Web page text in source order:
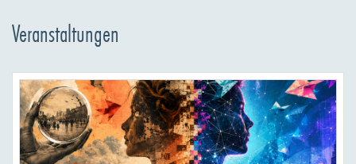
Veranstaltungen